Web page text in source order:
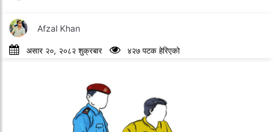
Afzal Khan
असार २०, २०८२ शुक्रबार ४२७ पटक हेरिएको